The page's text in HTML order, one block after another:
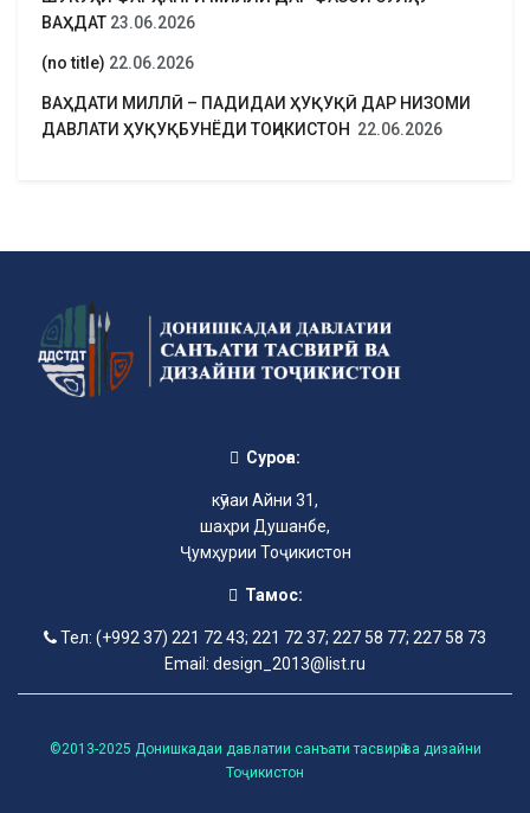
ВАҲДАТ 23.06.2026
(no title) 22.06.2026
ВАҲДАТИ МИЛЛӢ – ПАДИДАИ ҲУҚУҚӢ ДАР НИЗОМИ
ДАВЛАТИ ҲУҚУҚБУНЁДИ ТОҶИКИСТОН 22.06.2026
Суроға:
кӯчаи Айни 31,
шаҳри Душанбе,
Ҷумҳурии Тоҷикистон
Тамос:
Тел: (+992 37) 221 72 43; 221 72 37; 227 58 77; 227 58 73
Email: design_2013@list.ru
©2013-2025 Донишкадаи давлатии санъати тасвирӣ ва дизайни
Тоҷикистон